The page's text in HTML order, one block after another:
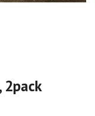
2pack